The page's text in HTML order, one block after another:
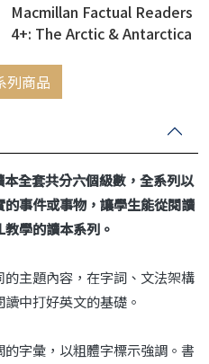
Macmillan Factual Readers
4+: The Arctic & Antarctica
列商品
全套共分六個級數，全系列以
事件或事物，讓學生能從閱讀
學的讀本系列。
主題內容，在字詞、文法架構
中打好英文的基礎。
字彙，以粗體字標示強調。書